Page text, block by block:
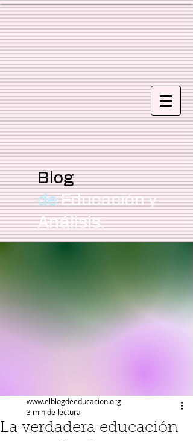
Blog
de Educación y
Análisis.
La verdadera educación
www.elblogdeeducacion.org
3 min de lectura